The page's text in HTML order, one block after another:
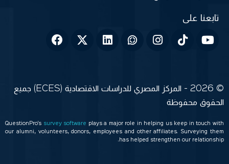
© 2026 - المركز المصري للدراسات الاقتصادية (ECES) جميع
الحقوق محفوظة
QuestionPro’s survey software
plays a major role in helping us keep in touch with
our alumni, volunteers, donors, employees and other affiliates. Surveying them
has helped strengthen our relationship.